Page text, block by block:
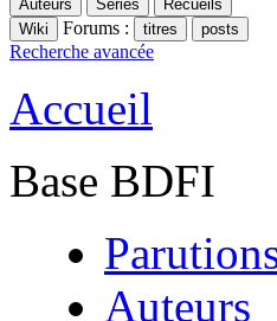
Forums :
Recherche avancée
Accueil
Base BDFI
Auteurs